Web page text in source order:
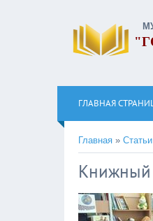
ГЛАВНАЯ
Главная » Статьи